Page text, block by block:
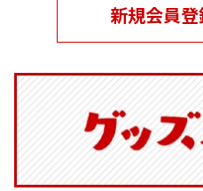
新規会員